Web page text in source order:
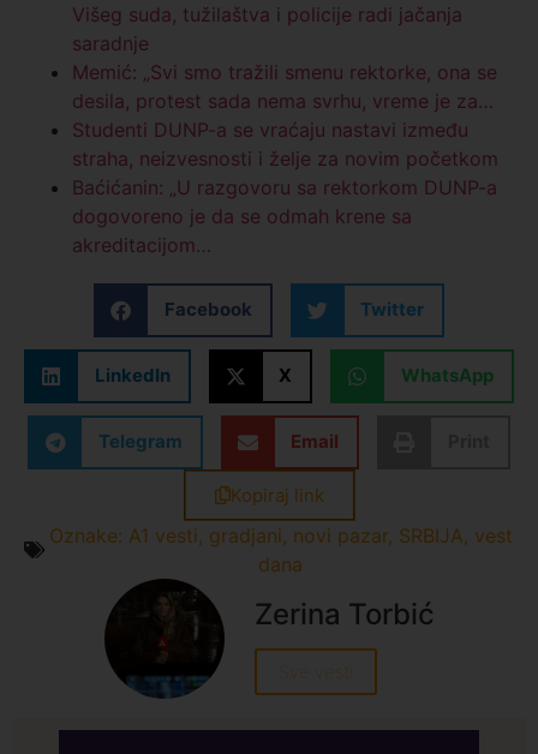
Višeg suda, tužilaštva i policije radi jačanja
saradnje
Memić: „Svi smo tražili smenu rektorke, ona se
desila, protest sada nema svrhu, vreme je za…
Studenti DUNP-a se vraćaju nastavi između
straha, neizvesnosti i želje za novim početkom
Baćićanin: „U razgovoru sa rektorkom DUNP-a
dogovoreno je da se odmah krene sa
akreditacijom…
Facebook Twitter
LinkedIn X WhatsApp
Telegram Email
Kopiraj link
Oznake: A1 vesti, gradjani, novi pazar, SRBIJA, vest
dana
Zerina Torbić
Sve vesti